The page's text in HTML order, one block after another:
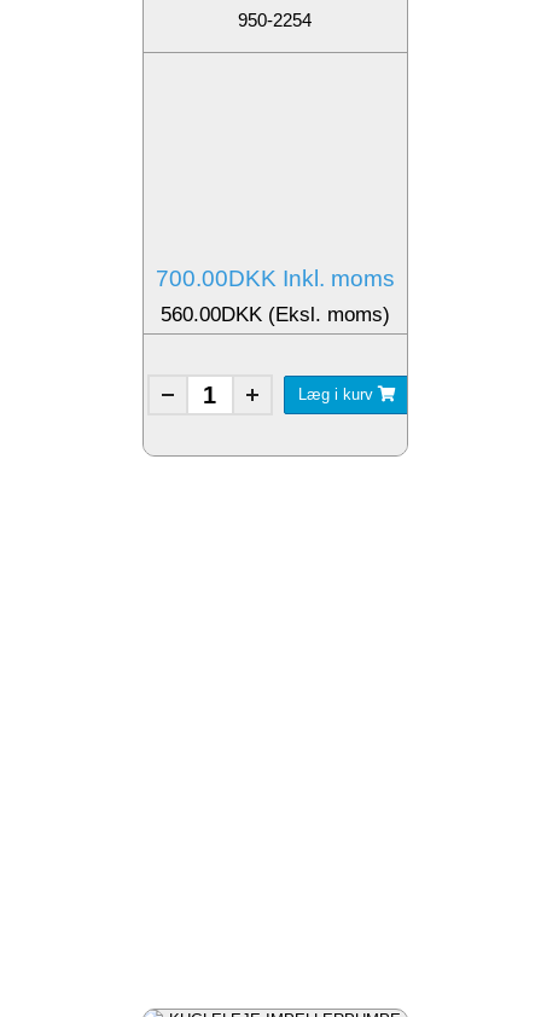
950-2254
700.00DKK Inkl. moms
560.00DKK (Eksl. moms)
Læg i kurv